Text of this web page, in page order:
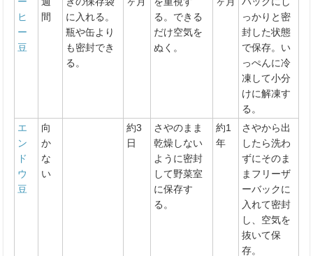
ヒ
ー
豆
間
に入れる。
瓶や缶より
も密封でき
る。
る。できる
だけ空気を
ぬく。
っかりと密
封した状態
で保存。い
っぺんに冷
凍して小分
けに解凍す
る。
エ
ン
ド
ウ
豆
向
か
な
い
約3
日
さやのまま
乾燥しない
ように密封
して野菜室
に保存す
る。
約1
年
さやから出
したら洗わ
ずにそのま
まフリーザ
ーバックに
入れて密封
し、空気を
抜いて保
存。